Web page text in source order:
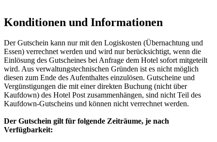
Konditionen und Informationen
Der Gutschein kann nur mit den Logiskosten (Übernachtung und
Essen) verrechnet werden und wird nur berücksichtigt, wenn die
Einlösung des Gutscheines bei Anfrage dem Hotel sofort mitgeteilt
wird. Aus verwaltungstechnischen Gründen ist es nicht möglich
diesen zum Ende des Aufenthaltes einzulösen. Gutscheine und
Vergünstigungen die mit einer direkten Buchung (nicht über
Kaufdown) des Hotel Post zusammenhängen, sind nicht Teil des
Kaufdown-Gutscheins und können nicht verrechnet werden.
Der Gutschein gilt für folgende Zeiträume, je nach
Verfügbarkeit: